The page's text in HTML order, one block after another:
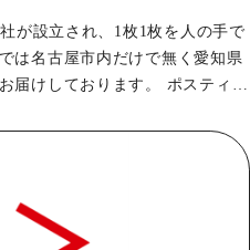
が設立され、1枚1枚を人の手で
は名古屋市内だけで無く愛知県
届けしております。 ポスティン